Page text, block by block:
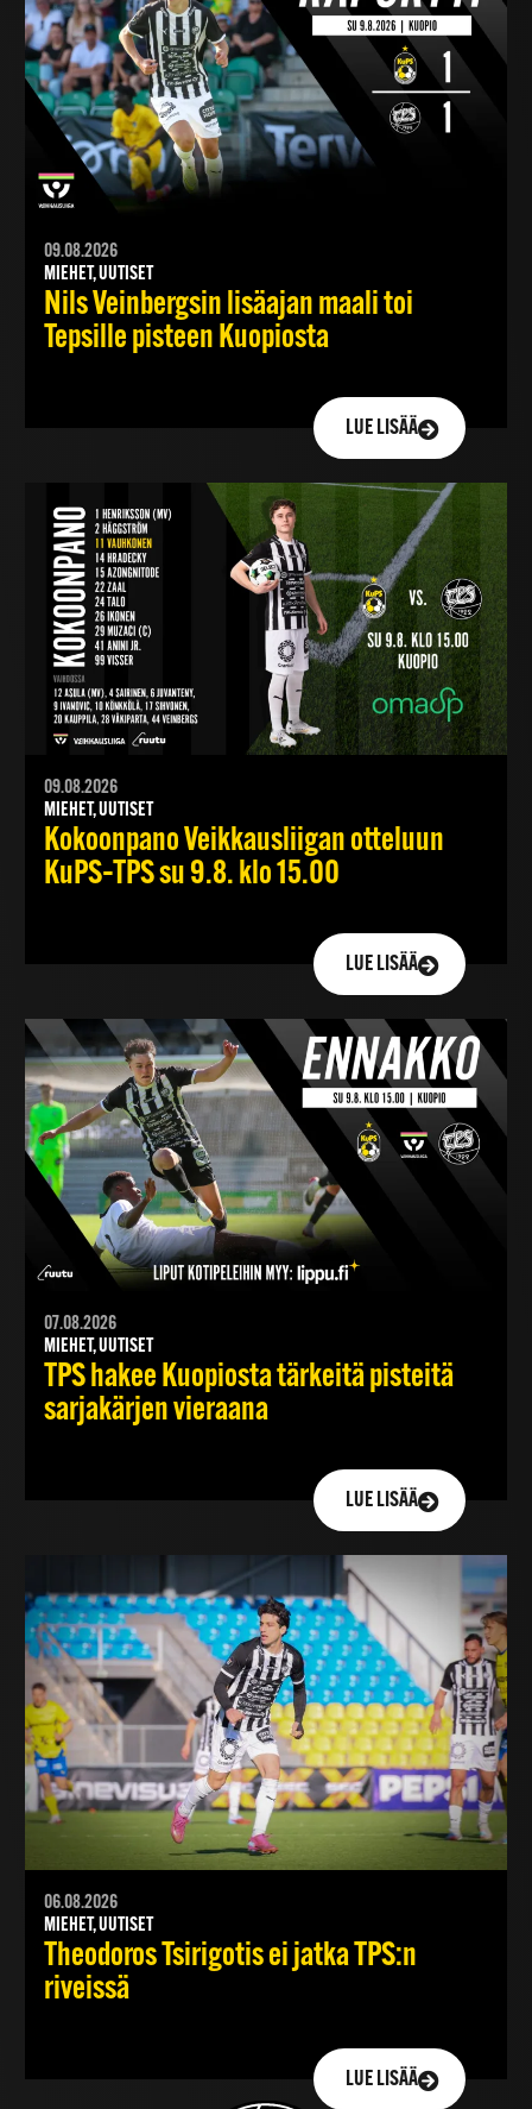
09.08.2026
MIEHET, UUTISET
Nils Veinbergsin lisäajan maali toi
Tepsille pisteen Kuopiosta
LUE LISÄÄ
09.08.2026
MIEHET, UUTISET
Kokoonpano Veikkausliigan otteluun
KuPS–TPS su 9.8. klo 15.00
LUE LISÄÄ
07.08.2026
MIEHET, UUTISET
TPS hakee Kuopiosta tärkeitä pisteitä
sarjakärjen vieraana
LUE LISÄÄ
06.08.2026
MIEHET, UUTISET
Theodoros Tsirigotis ei jatka TPS:n
riveissä
LUE LISÄÄ